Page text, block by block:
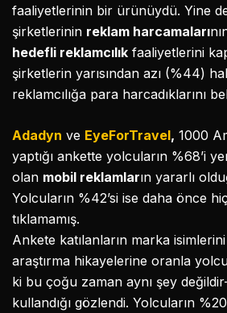
faaliyetlerinin bir ürünüydü. Yine
şirketlerinin reklam harcamaları
hedefli reklamcılık faaliyetlerini
şirketlerin yarısından azı (%44)
reklamcılığa para harcadıklarını
Adadyn ve EyeForTravel, 1000
yaptığı ankette yolcuların %68’i
olan mobil reklamların yararlı
Yolcuların %42’si ise daha önce
tıklamamış.
Ankete katılanların marka
araştırma hikayelerine oranla
ki bu çoğu zaman aynı şey
kullandığı gözlendi. Yolcuların